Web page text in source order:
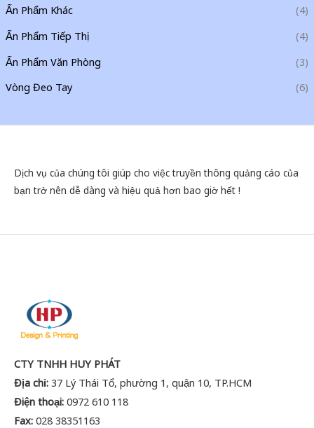
Ấn Phẩm Khác
(4)
Ấn Phẩm Tiếp Thị
(4)
Ấn Phẩm Văn Phòng
(3)
Vòng Đeo Tay
(6)
Dịch vụ của chúng tôi giúp cho việc truyền thông quảng cáo của
bạn trở nên dễ dàng và hiệu quả hơn bao giờ hết !
CTY TNHH HUY PHÁT
Địa chỉ: 37 Lý Thái Tổ, phường 1, quận 10, TP.HCM
Điện thoại: 0972 610 118
Fax: 028 38351163